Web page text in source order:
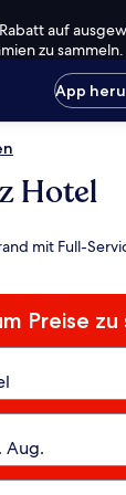
auf
zu sammeln.
App
Hotel
mit Full-
Preise zu